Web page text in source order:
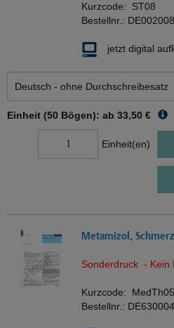
Kurzcode: ST08
Bestellnr.: DE002008
jetzt digital
Einheit (50 Bögen): ab 33,50 €
Einheit(en)
Metamizol,
Sonderdruck - Kein
Kurzcode: MedTh05
Bestellnr.: DE630004